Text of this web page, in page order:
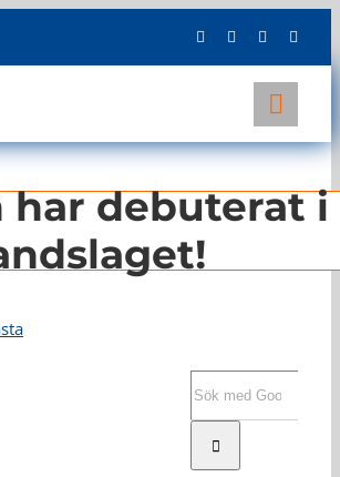
KLUBBEN
LAG
INFO
har debuterat i